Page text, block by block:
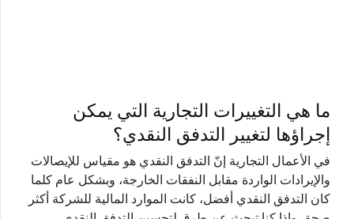
ما هي التغييرات التجارية التي يمكن
إجراؤها لتغيير التدفق النقدي؟
في الأعمال التجارية إنّ التدفق النقدي هو مقياس للإيصالات
والإيرادات الواردة مقابل النفقات الخارجة، وبشكل عام كلما
كان التدفق النقدي أفضل، كانت الموارد المالية للشركة أكثر